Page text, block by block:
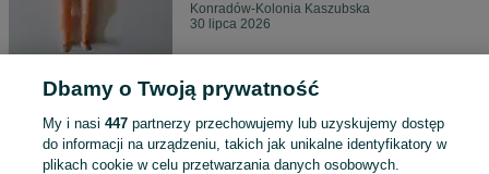
Konradów-Kolonia Kaszubska
30 lipca 2026
Vintage Piszczałka gumowa Pies
45 zł
50,61 zł z Pakietem Ochronnym
Dbamy o Twoją prywatność
My i nasi 447partnerzy przechowujemy lub uzyskujemy dostęp
do informacji na urządzeniu, takich jak unikalne identyfikatory w
plikach cookie w celu przetwarzania danych osobowych.